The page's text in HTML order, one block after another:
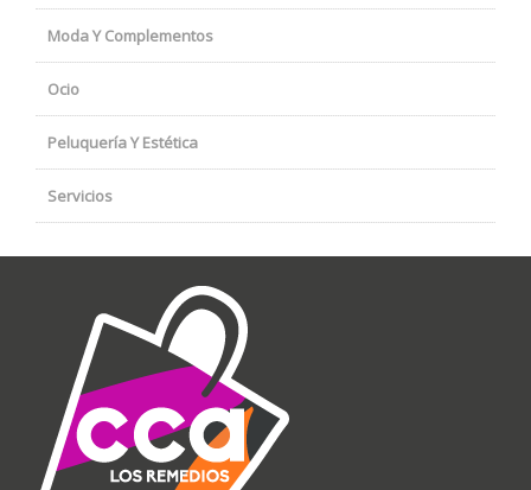
Moda Y Complementos
Ocio
Peluquería Y Estética
Servicios